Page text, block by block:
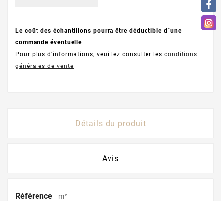
Le coût des échantillons pourra être déductible d´une
commande éventuelle
Pour plus d'informations, veuillez consulter les conditions
générales de vente
Détails du produit
Avis
Référence m²